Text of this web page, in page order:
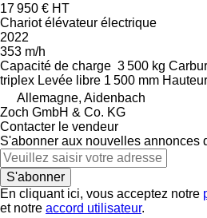
17 950 € HT
Chariot élévateur électrique
2022
353 m/h
Capacité de charge 3 500 kg
triplex Levée libre 1 500 mm
Allemagne, Aidenbach
Zoch GmbH & Co. KG
Contacter le vendeur
S'abonner aux nouvelles annonces
S'abonner
En cliquant ici, vous acceptez notre
et notre accord utilisateur.